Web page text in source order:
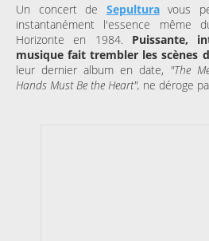
Un concert de Sepulturavous
instantanément l'essence même
Horizonte en 1984. Puissante,
musique fait trembler les scènes
leur dernier album en date, "The
Hands Must Be the Heart", ne déroge